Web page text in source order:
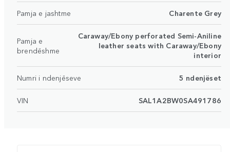
Pamja e jashtme Charente Grey
Pamja e
brendëshme
Caraway/Ebony perforated Semi-Aniline
leather seats with Caraway/Ebony
interior
Numri i ndenjëseve 5 ndenjëset
VIN SAL1A2BW0SA491786